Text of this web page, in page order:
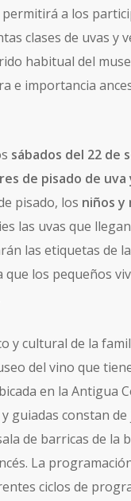
a los
clases de uvas y
habitual del
e importancia
sábados del 22 de
de pisado de
pisado, los niños y
las uvas que
las etiquetas de
los pequeños
y cultural de la
del vino que
en la Antigua
guiadas constan
de barricas de la
La
ciclos de